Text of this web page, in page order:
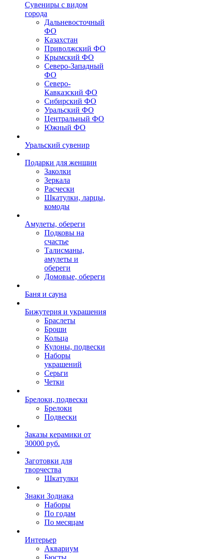
Сувениры с видом
города
Дальневосточный
ФО
Казахстан
Приволжский ФО
Крымский ФО
Северо-Западный
ФО
Северо-
Кавказский ФО
Сибирский ФО
Уральский ФО
Центральный ФО
Южный ФО
Уральский сувенир
Подарки для женщин
Заколки
Зеркала
Расчески
Шкатулки, ларцы,
комоды
Амулеты, обереги
Подковы на
счастье
Талисманы,
амулеты и
обереги
Домовые, обереги
Баня и сауна
Бижутерия и украшения
Браслеты
Броши
Кольца
Кулоны, подвески
Наборы
украшений
Серьги
Четки
Брелоки, подвески
Брелоки
Подвески
Заказы керамики от
30000 руб.
Заготовки для
творчества
Шкатулки
Знаки Зодиака
Наборы
По годам
По месяцам
Интерьер
Аквариум
Бюсты